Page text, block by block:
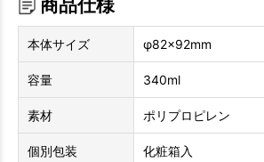
商品仕様
本体サイズ φ82×92mm
容量 340ml
素材 ポリプロピレン
個別包装 化粧箱入